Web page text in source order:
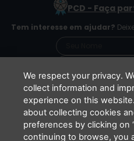
e
o
o
t
r
PCD - Faça
Tem interesse em ajudar?
Li e concordo que
tratadas de acordo com
da LBV
We respect your privacy.
collect information and
experience on this
about collecting cookies
preferences by clicking on
continuing to browse, you